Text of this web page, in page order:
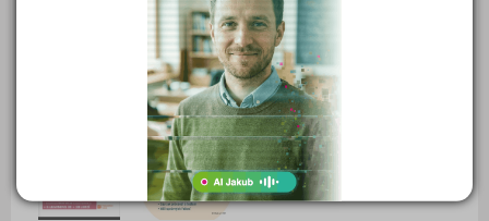
339 Kč
Objednat
339 Kč
Objednat